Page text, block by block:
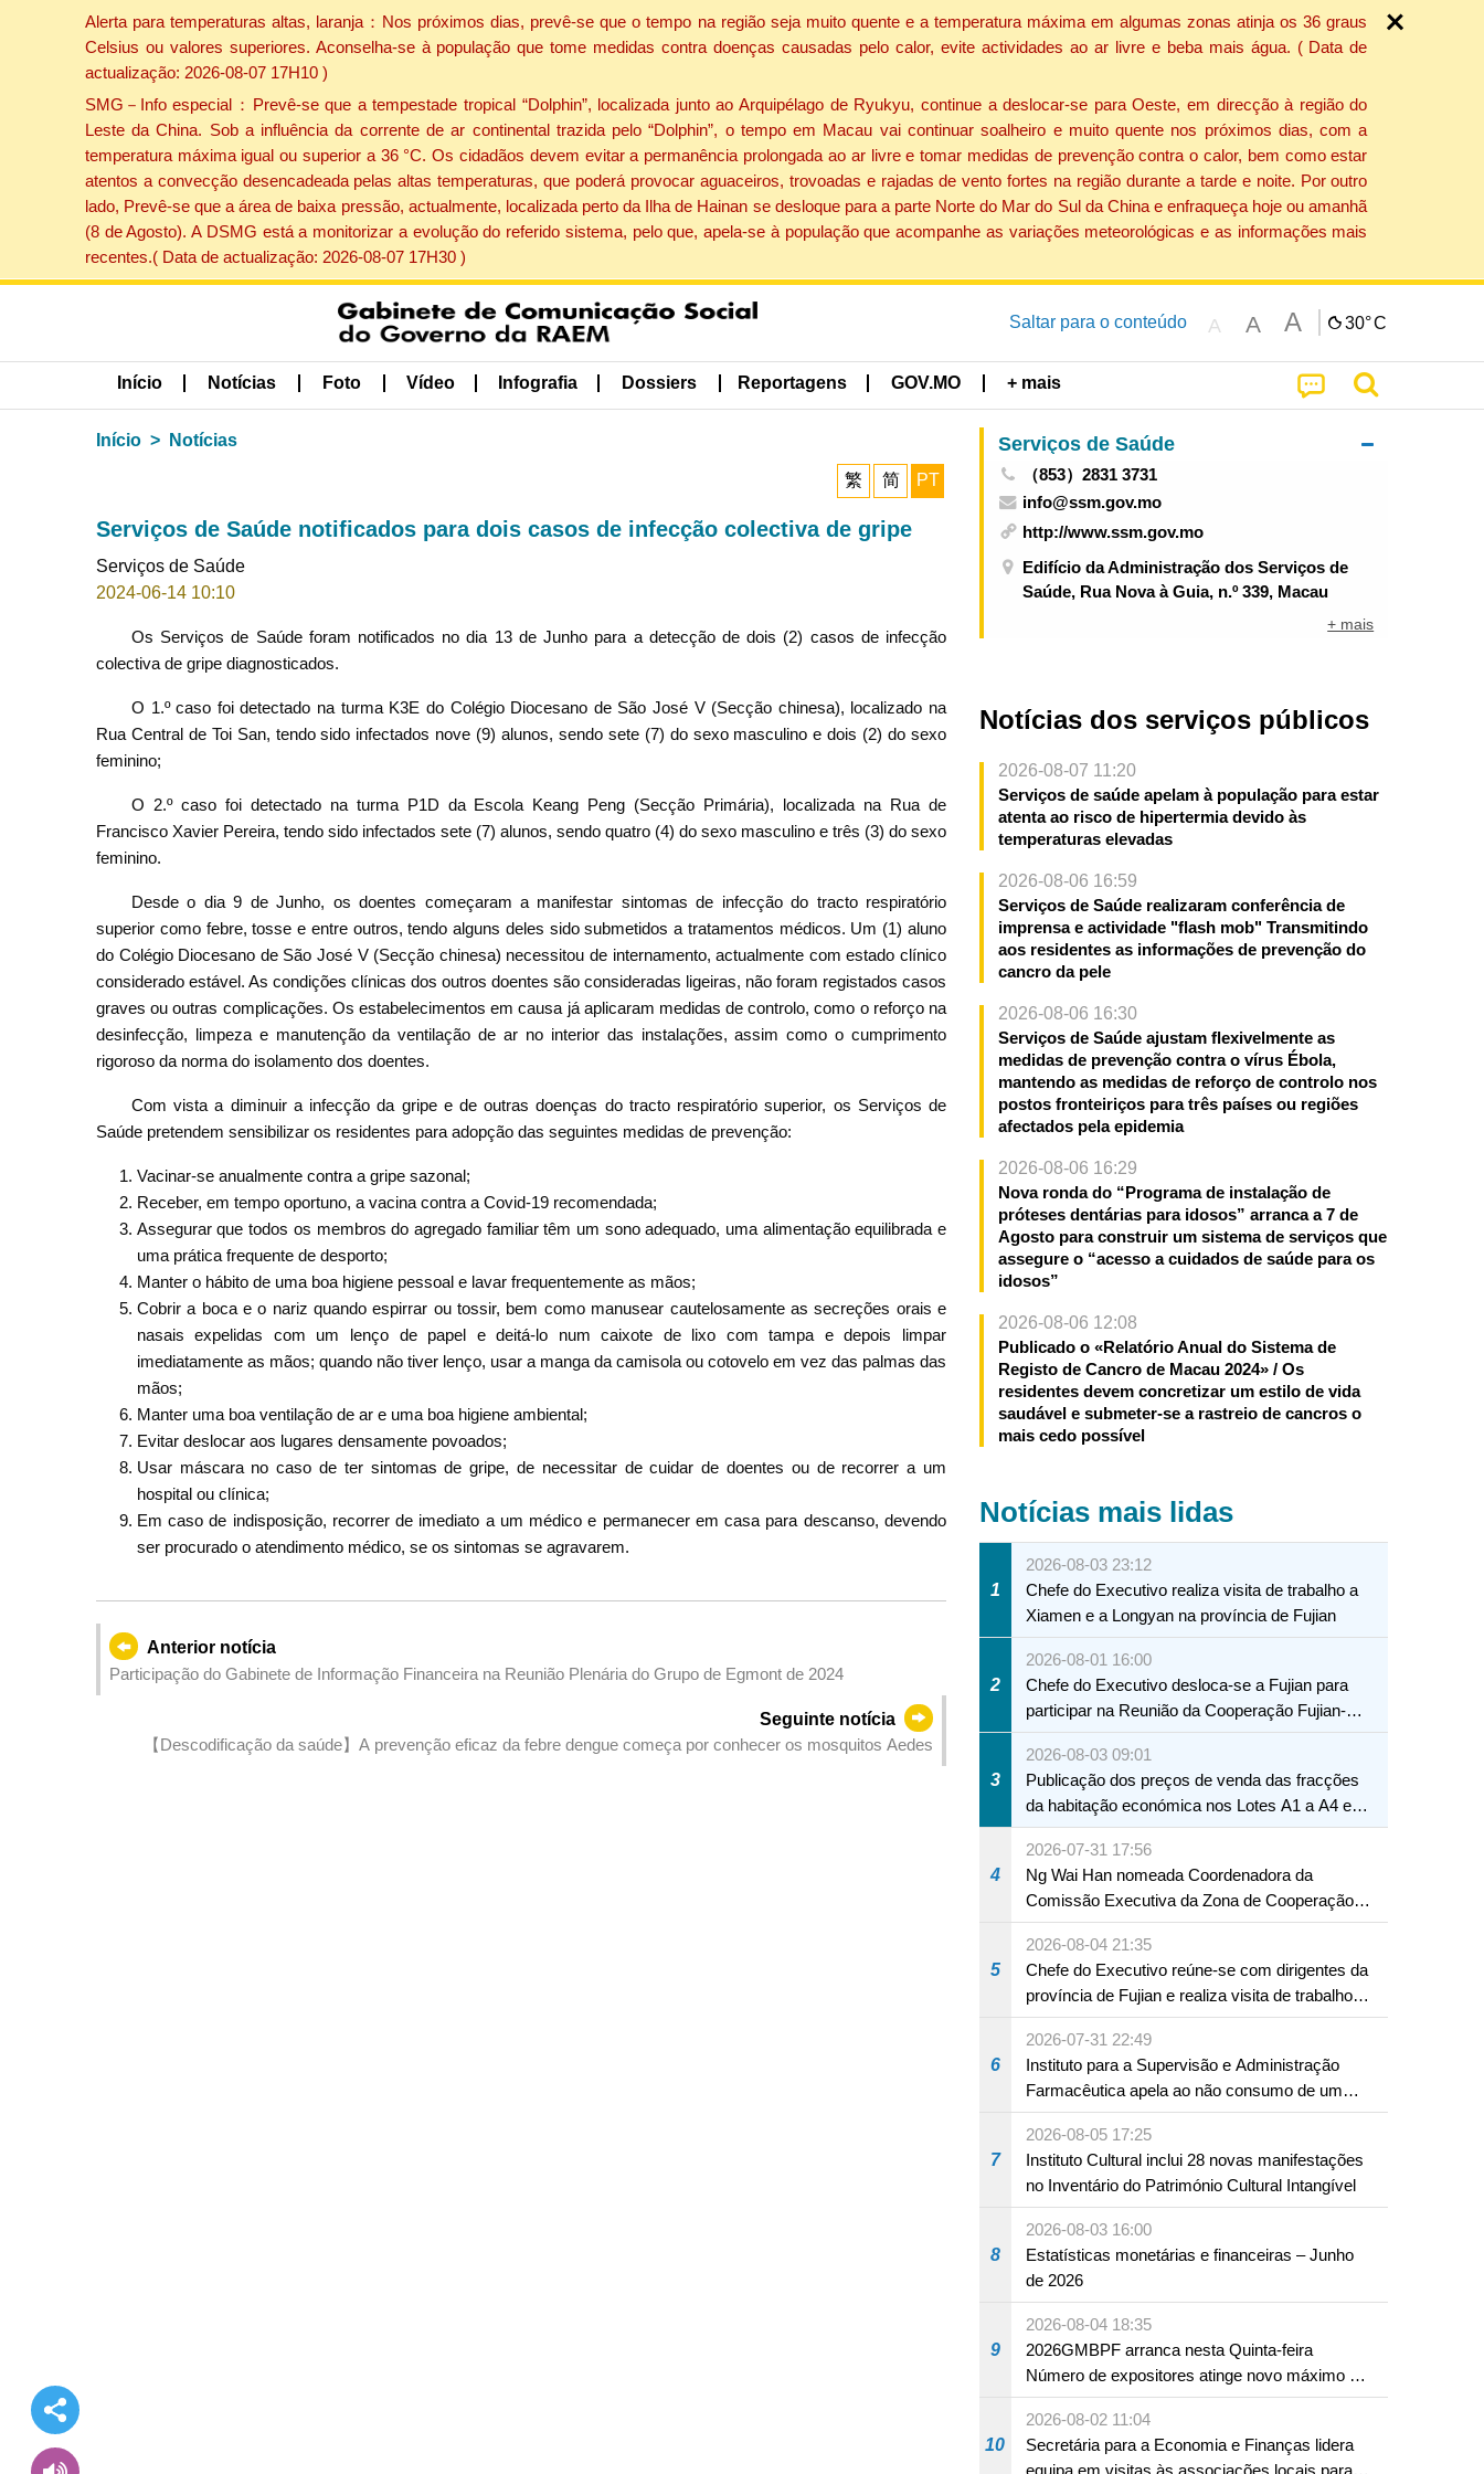
Alerta para temperaturas altas, laranja：Nos próximos dias, prevê-se que o tempo na região seja muito quente e a temperatura máxima em algumas zonas atinja os 36 graus
Celsius ou valores superiores. Aconselha-se à população que tome medidas contra doenças causadas pelo calor, evite actividades ao ar livre e beba mais água. ( Data de
actualização: 2026-08-07 17H10 )
SMG－Info especial：Prevê-se que a tempestade tropical “Dolphin”, localizada junto ao Arquipélago de Ryukyu, continue a deslocar-se para Oeste, em direcção à região do
Leste da China. Sob a influência da corrente de ar continental trazida pelo “Dolphin”, o tempo em Macau vai continuar soalheiro e muito quente nos próximos dias, com a
temperatura máxima igual ou superior a 36 °C. Os cidadãos devem evitar a permanência prolongada ao ar livre e tomar medidas de prevenção contra o calor, bem como estar
atentos a convecção desencadeada pelas altas temperaturas, que poderá provocar aguaceiros, trovoadas e rajadas de vento fortes na região durante a tarde e noite. Por outro
lado, Prevê-se que a área de baixa pressão, actualmente, localizada perto da Ilha de Hainan se desloque para a parte Norte do Mar do Sul da China e enfraqueça hoje ou amanhã
(8 de Agosto). A DSMG está a monitorizar a evolução do referido sistema, pelo que, apela-se à população que acompanhe as variações meteorológicas e as informações mais
recentes.( Data de actualização: 2026-08-07 17H30 )
Saltar para o conteúdo A A A 30°C
Início Notícias Foto Vídeo Infografia Dossiers Reportagens GOV.MO + mais
Início Notícias
繁 简 PT
Serviços de Saúde notificados para dois casos de infecção colectiva de gripe
Serviços de Saúde
2024-06-14 10:10
Os Serviços de Saúde foram notificados no dia 13 de Junho para a detecção de dois (2) casos de infecção
colectiva de gripe diagnosticados.
O 1.º caso foi detectado na turma K3E do Colégio Diocesano de São José V (Secção chinesa), localizado na
Rua Central de Toi San, tendo sido infectados nove (9) alunos, sendo sete (7) do sexo masculino e dois (2) do sexo
feminino;
O 2.º caso foi detectado na turma P1D da Escola Keang Peng (Secção Primária), localizada na Rua de
Francisco Xavier Pereira, tendo sido infectados sete (7) alunos, sendo quatro (4) do sexo masculino e três (3) do sexo
feminino.
Desde o dia 9 de Junho, os doentes começaram a manifestar sintomas de infecção do tracto respiratório
superior como febre, tosse e entre outros, tendo alguns deles sido submetidos a tratamentos médicos. Um (1) aluno
do Colégio Diocesano de São José V (Secção chinesa) necessitou de internamento, actualmente com estado clínico
considerado estável. As condições clínicas dos outros doentes são consideradas ligeiras, não foram registados casos
graves ou outras complicações. Os estabelecimentos em causa já aplicaram medidas de controlo, como o reforço na
desinfecção, limpeza e manutenção da ventilação de ar no interior das instalações, assim como o cumprimento
rigoroso da norma do isolamento dos doentes.
Com vista a diminuir a infecção da gripe e de outras doenças do tracto respiratório superior, os Serviços de
Saúde pretendem sensibilizar os residentes para adopção das seguintes medidas de prevenção:
Vacinar-se anualmente contra a gripe sazonal;
Receber, em tempo oportuno, a vacina contra a Covid-19 recomendada;
Assegurar que todos os membros do agregado familiar têm um sono adequado, uma alimentação equilibrada e
uma prática frequente de desporto;
Manter o hábito de uma boa higiene pessoal e lavar frequentemente as mãos;
Cobrir a boca e o nariz quando espirrar ou tossir, bem como manusear cautelosamente as secreções orais e
nasais expelidas com um lenço de papel e deitá-lo num caixote de lixo com tampa e depois limpar
imediatamente as mãos; quando não tiver lenço, usar a manga da camisola ou cotovelo em vez das palmas das
mãos;
Manter uma boa ventilação de ar e uma boa higiene ambiental;
Evitar deslocar aos lugares densamente povoados;
Usar máscara no caso de ter sintomas de gripe, de necessitar de cuidar de doentes ou de recorrer a um
hospital ou clínica;
Em caso de indisposição, recorrer de imediato a um médico e permanecer em casa para descanso, devendo
ser procurado o atendimento médico, se os sintomas se agravarem.
Anterior notícia
Participação do Gabinete de Informação Financeira na Reunião Plenária do Grupo de Egmont de 2024
Seguinte notícia
【Descodificação da saúde】A prevenção eficaz da febre dengue começa por conhecer os mosquitos Aedes
Serviços de Saúde
（853）2831 3731
info@ssm.gov.mo
http://www.ssm.gov.mo
Edifício da Administração dos Serviços de
Saúde, Rua Nova à Guia, n.º 339, Macau
+ mais
Notícias dos serviços públicos
2026-08-07 11:20
Serviços de saúde apelam à população para estar
atenta ao risco de hipertermia devido às
temperaturas elevadas
2026-08-06 16:59
Serviços de Saúde realizaram conferência de
imprensa e actividade "flash mob" Transmitindo
aos residentes as informações de prevenção do
cancro da pele
2026-08-06 16:30
Serviços de Saúde ajustam flexivelmente as
medidas de prevenção contra o vírus Ébola,
mantendo as medidas de reforço de controlo nos
postos fronteiriços para três países ou regiões
afectados pela epidemia
2026-08-06 16:29
Nova ronda do “Programa de instalação de
próteses dentárias para idosos” arranca a 7 de
Agosto para construir um sistema de serviços que
assegure o “acesso a cuidados de saúde para os
idosos”
2026-08-06 12:08
Publicado o «Relatório Anual do Sistema de
Registo de Cancro de Macau 2024» / Os
residentes devem concretizar um estilo de vida
saudável e submeter-se a rastreio de cancros o
mais cedo possível
Notícias mais lidas
1
2026-08-03 23:12
Chefe do Executivo realiza visita de trabalho a
Xiamen e a Longyan na província de Fujian
2
2026-08-01 16:00
Chefe do Executivo desloca-se a Fujian para
participar na Reunião da Cooperação Fujian-
Macau
3
2026-08-03 09:01
Publicação dos preços de venda das fracções
da habitação económica nos Lotes A1 a A4 e
A12 da Zona A dos Novos Aterros
4
2026-07-31 17:56
Ng Wai Han nomeada Coordenadora da
Comissão Executiva da Zona de Cooperação
Aprofundada entre Guangdong e Macau em
Hengqin
5
2026-08-04 21:35
Chefe do Executivo reúne-se com dirigentes da
província de Fujian e realiza visita de trabalho
em Fuzhou
6
2026-07-31 22:49
Instituto para a Supervisão e Administração
Farmacêutica apela ao não consumo de um
produto com substâncias medicamentosas
ocidentais
7
2026-08-05 17:25
Instituto Cultural inclui 28 novas manifestações
no Inventário do Património Cultural Intangível
8
2026-08-03 16:00
Estatísticas monetárias e financeiras – Junho
de 2026
9
2026-08-04 18:35
2026GMBPF arranca nesta Quinta-feira
Número de expositores atinge novo máximo em
18 anos
10
2026-08-02 11:04
Secretária para a Economia e Finanças lidera